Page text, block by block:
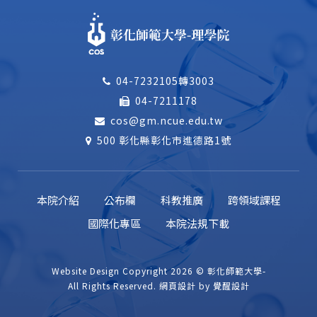
04-7232105轉3003
04-7211178
cos@gm.ncue.edu.tw
500 彰化縣彰化市進德路1號
Website Design Copyright 2026 © 彰化師範大學-
All Rights Reserved. 網頁設計 by 覺醒設計
本院介紹 公布欄 科教推廣
跨領域課程
國際化專區
本院法規下載